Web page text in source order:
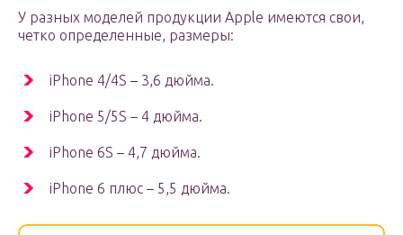
У разных моделей продукции Apple имеются свои,
четко определенные, размеры:
iPhone 4/4S – 3,6 дюйма.
iPhone 5/5S – 4 дюйма.
iPhone 6S – 4,7 дюйма.
iPhone 6 плюс – 5,5 дюйма.